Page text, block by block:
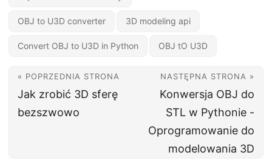
OBJ to U3D converter 3D modeling api
Convert OBJ to U3D in Python OBJ tO U3D
« POPRZEDNIA STRONA
Jak zrobić 3D sferę
bezszwowo
NASTĘPNA STRONA »
Konwersja OBJ do
STL w Pythonie -
Oprogramowanie do
modelowania 3D